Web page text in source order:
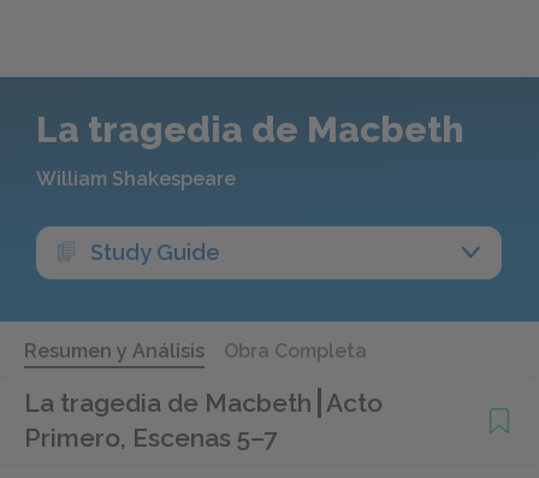
La tragedia de Macbeth
William Shakespeare
Study Guide
Resumen y Análisis Obra Completa
La tragedia de Macbeth Acto
Primero, Escenas 5–7